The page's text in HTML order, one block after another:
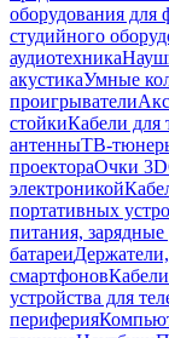
оборудования для
студийного
аудиотехника
акустикаУмные
проигрыватели
стойкиКабели для
антенныТВ-
проектораОчки 3D
электроникой
портативных
питания, зарядные
батареи
смартфонов
устройства для
периферия